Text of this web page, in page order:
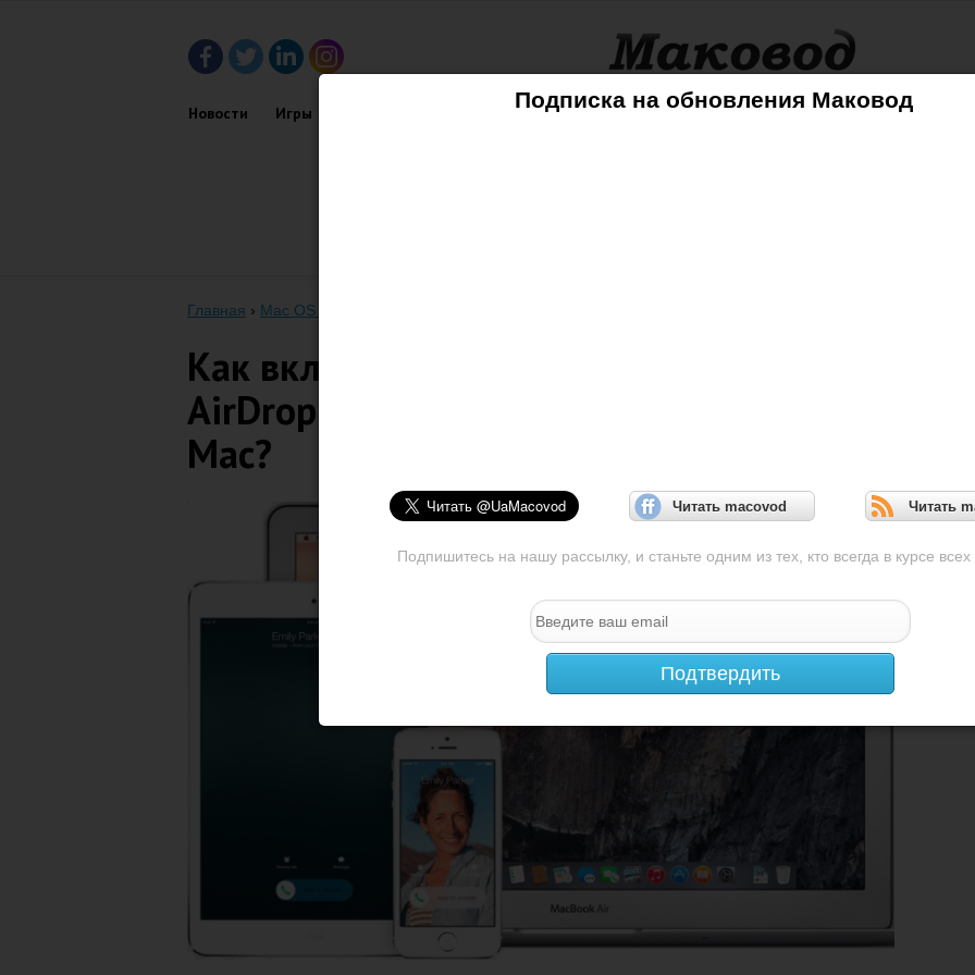
Подписка на обновления Маковод
Читать macovod Читать
Подпишитесь на нашу рассылку, и станьте одним из тех, кто всегда в курсе всех
Подтвердить
Новости Игры Советы Mac iPhone iPad iPod AppleTV
Главная › Mac OS X
Как включить Handoff, Instant Hotspot и
AirDrop на неподдерживаемых моделях
Mac?